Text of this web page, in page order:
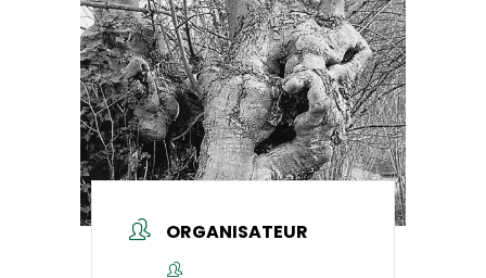
ORGANISATEUR